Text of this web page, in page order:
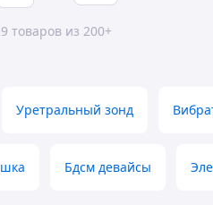
товаров из 200+
Уретральный зонд
Бдсм девайсы